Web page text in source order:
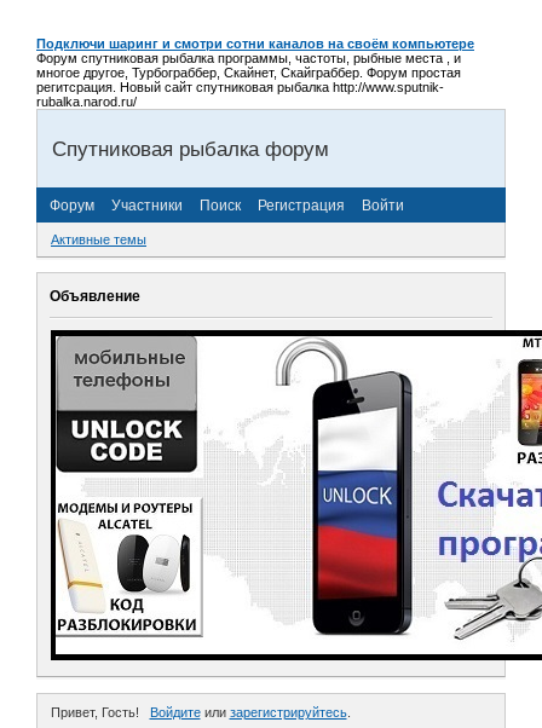
Подключи шаринг и смотри сотни каналов на своём компьютере
Форум спутниковая рыбалка программы, частоты, рыбные места , и
многое другое, Турбограббер, Скайнет, Скайграббер. Форум простая
регитсрация. Новый сайт спутниковая рыбалка http://www.sputnik-
rubalka.narod.ru/
Спутниковая рыбалка форум
Форум Участники Поиск Регистрация Войти
Активные темы
Объявление
Привет, Гость! Войдитеили зарегистрируйтесь.